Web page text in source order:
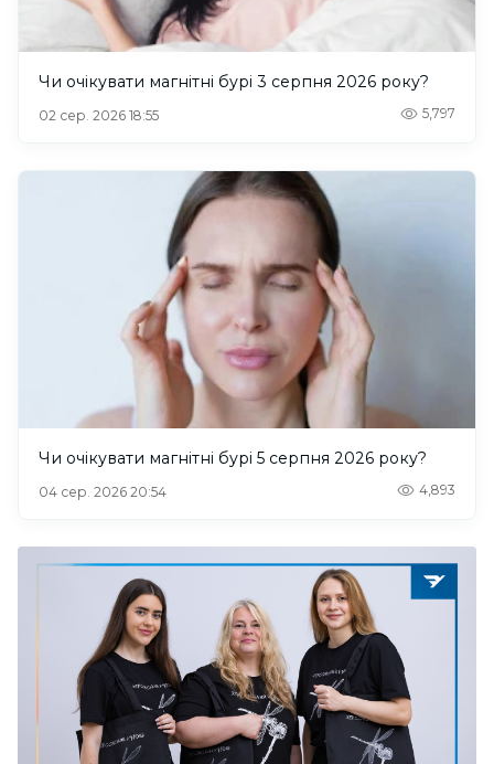
Чи очікувати магнітні бурі 3 серпня 2026 року?
02 сер. 2026 18:55 5,797
Чи очікувати магнітні бурі 5 серпня 2026 року?
04 сер. 2026 20:54 4,893